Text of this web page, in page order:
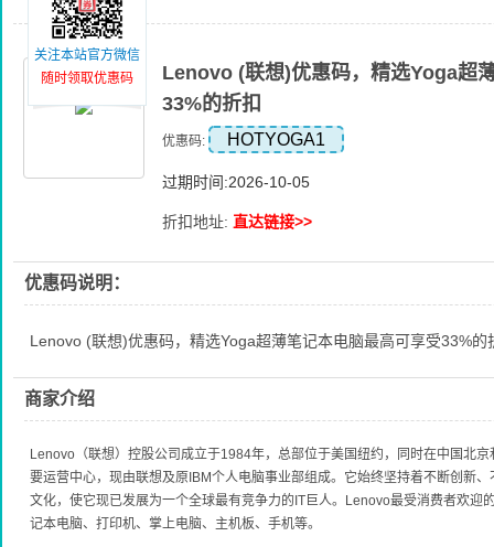
Lenovo (联想)优惠码，精选Yoga超
33%的折扣
优惠码: HOTYOGA1
过期时间:2026-10-05
折扣地址: 直达链接>>
优惠码说明：
Lenovo (联想)优惠码，精选Yoga超薄笔记本电脑最高可享受33%的
商家介绍
Lenovo（联想）控股公司成立于1984年，总部位于美国纽约，同时在中国北
要运营中心，现由联想及原IBM个人电脑事业部组成。它始终坚持着不断创新
文化，使它现已发展为一个全球最有竞争力的IT巨人。Lenovo最受消费者欢迎
记本电脑、打印机、掌上电脑、主机板、手机等。
关注本站官方微信
随时领取优惠码